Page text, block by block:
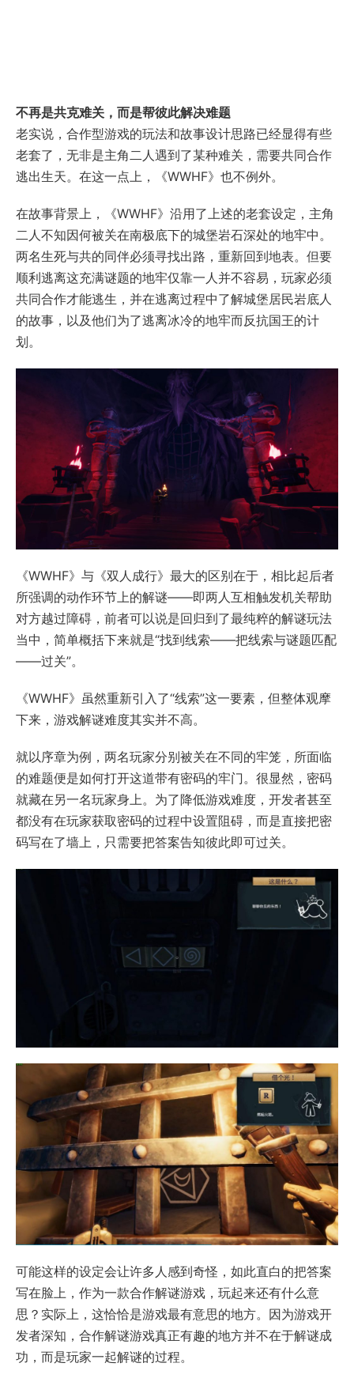
不再是共克难关，而是帮彼此解决难题
老实说，合作型游戏的玩法和故事设计思路已经显得有些
老套了，无非是主角二人遇到了某种难关，需要共同合作
逃出生天。在这一点上，《WWHF》也不例外。
在故事背景上，《WWHF》沿用了上述的老套设定，主角
二人不知因何被关在南极底下的城堡岩石深处的地牢中。
两名生死与共的同伴必须寻找出路，重新回到地表。但要
顺利逃离这充满谜题的地牢仅靠一人并不容易，玩家必须
共同合作才能逃生，并在逃离过程中了解城堡居民岩底人
的故事，以及他们为了逃离冰冷的地牢而反抗国王的计
划。
《WWHF》与《双人成行》最大的区别在于，相比起后者
所强调的动作环节上的解谜——即两人互相触发机关帮助
对方越过障碍，前者可以说是回归到了最纯粹的解谜玩法
当中，简单概括下来就是“找到线索——把线索与谜题匹配
——过关”。
《WWHF》虽然重新引入了“线索”这一要素，但整体观摩
下来，游戏解谜难度其实并不高。
就以序章为例，两名玩家分别被关在不同的牢笼，所面临
的难题便是如何打开这道带有密码的牢门。很显然，密码
就藏在另一名玩家身上。为了降低游戏难度，开发者甚至
都没有在玩家获取密码的过程中设置阻碍，而是直接把密
码写在了墙上，只需要把答案告知彼此即可过关。
可能这样的设定会让许多人感到奇怪，如此直白的把答案
写在脸上，作为一款合作解谜游戏，玩起来还有什么意
思？实际上，这恰恰是游戏最有意思的地方。因为游戏开
发者深知，合作解谜游戏真正有趣的地方并不在于解谜成
功，而是玩家一起解谜的过程。